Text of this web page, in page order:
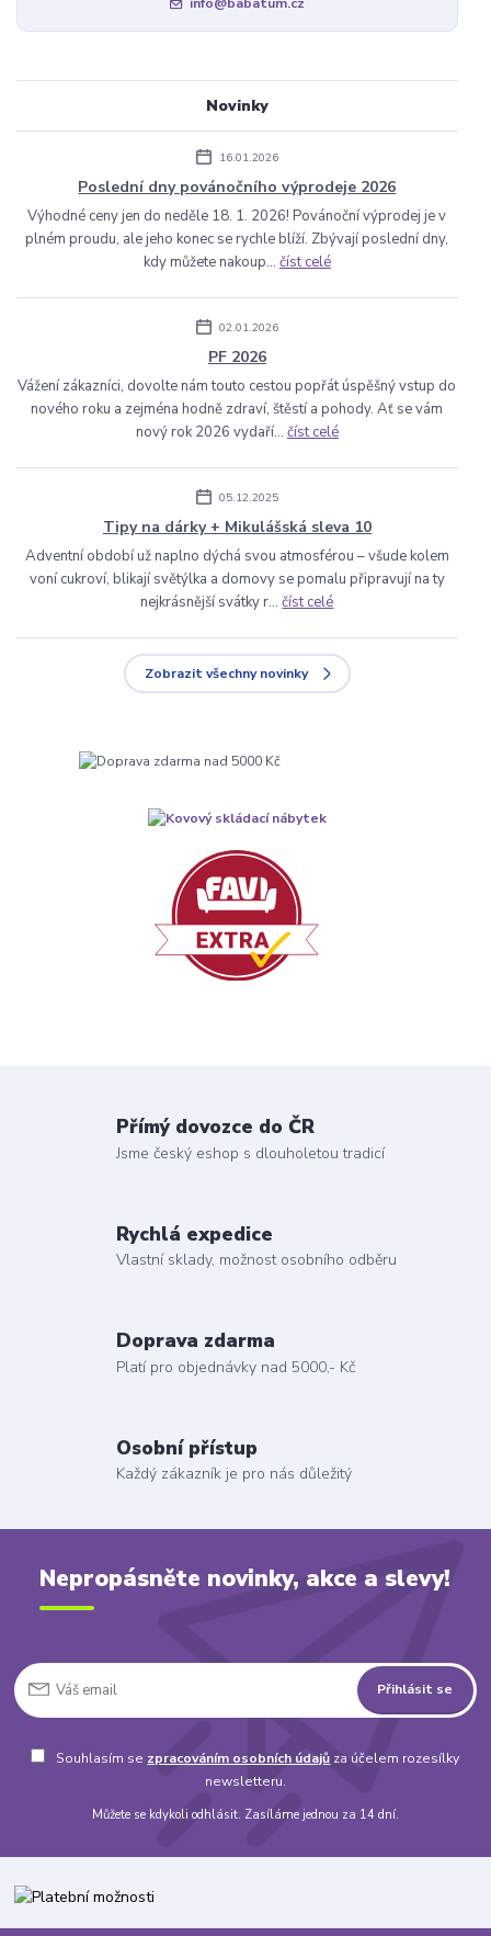
Novinky
16.01.2026
Poslední dny povánočního výprodeje 2026
Výhodné ceny jen do neděle 18. 1. 2026! Povánoční výprodej je v
plném proudu, ale jeho konec se rychle blíží. Zbývají poslední dny,
kdy můžete nakoup... číst celé
02.01.2026
PF 2026
Vážení zákazníci, dovolte nám touto cestou popřát úspěšný vstup do
nového roku a zejména hodně zdraví, štěstí a pohody. Ať se vám
nový rok 2026 vydaří... číst celé
05.12.2025
Tipy na dárky + Mikulášská sleva 10
Adventní období už naplno dýchá svou atmosférou – všude kolem
voní cukroví, blikají světýlka a domovy se pomalu připravují na ty
nejkrásnější svátky r...číst celé
Zobrazit všechny novinky
Přímý dovozce do ČR
Jsme český eshop s dlouholetou tradicí
Rychlá expedice
Vlastní sklady, možnost osobního odběru
Doprava zdarma
Platí pro objednávky nad 5000,- Kč
Osobní přístup
Každý zákazník je pro nás důležitý
Nepropásněte novinky, akce a slevy!
Přihlásit se
Souhlasím se zpracováním osobních údajů za účelem rozesílky
newsletteru.
Můžete se kdykoli odhlásit. Zasíláme jednou za 14 dní.